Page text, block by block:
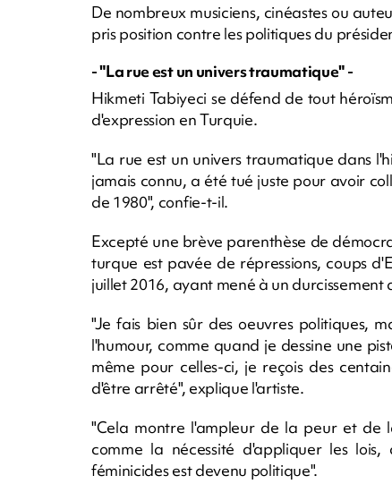
De nombreux musiciens, cinéastes ou
pris position contre les politiques du
- "La rue est un univers traumatique" -
Hikmeti Tabiyeci se défend de tout
d'expression en Turquie.
"La rue est un univers traumatique dans
jamais connu, a été tué juste pour avoir
de 1980", confie-t-il.
Excepté une brève parenthèse de
turque est pavée de répressions, coups
juillet 2016, ayant mené à un durcissement
"Je fais bien sûr des oeuvres politiques,
l'humour, comme quand je dessine une
même pour celles-ci, je reçois des
d'être arrêté", explique l'artiste.
"Cela montre l'ampleur de la peur et de
comme la nécessité d'appliquer les
féminicides est devenu politique".